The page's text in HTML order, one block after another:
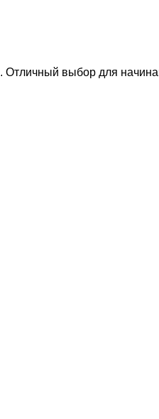
Отличный выбор для